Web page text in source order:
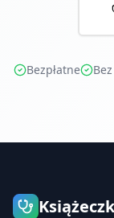
Bezpłatne